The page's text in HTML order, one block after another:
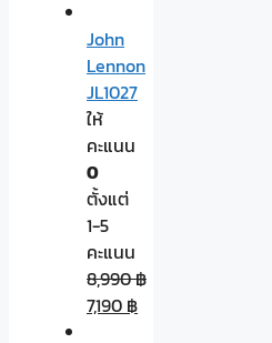
John
Lennon
JL1027
ให้
คะแนน
0
ตั้งแต่
1-5
คะแนน
8,990฿
7,190 ฿